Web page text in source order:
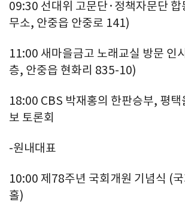
09:30 선대위 고문단·정책자문단 합
무소, 안중읍 안중로 141)
11:00 새마을금고 노래교실 방문 인
층, 안중읍 현화리 835-10)
18:00 CBS 박재홍의 한판승부, 평택
보 토론회
-원내대표
10:00 제78주년 국회개원 기념식 (
홀)